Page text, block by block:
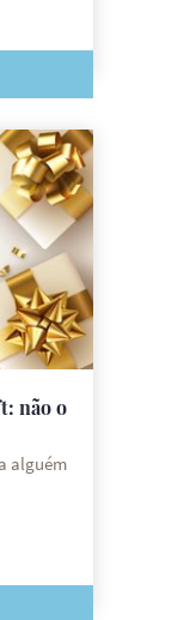
não o
alguém